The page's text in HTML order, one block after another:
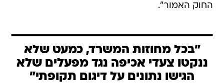
החוק האמור".
"בכל מחוזות המשרד, כמעט שלא
ננקטו צעדי אכיפה נגד מפעלים שלא
הגישו נתונים על דיגום תקופתי"